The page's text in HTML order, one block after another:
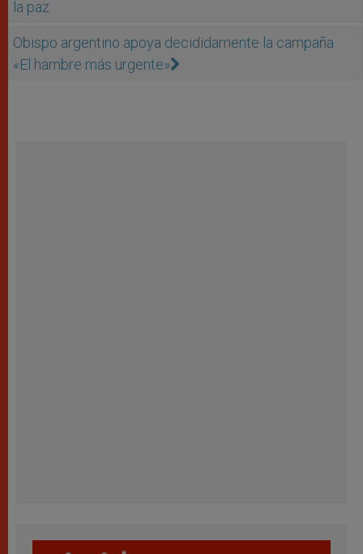
la paz
Obispo argentino apoya decididamente la campaña
«El hambre más urgente»